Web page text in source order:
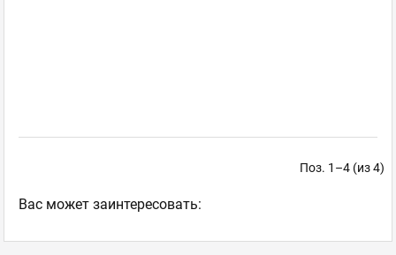
Поз. 1–4 (из 4)
Ваc может заинтересовать: